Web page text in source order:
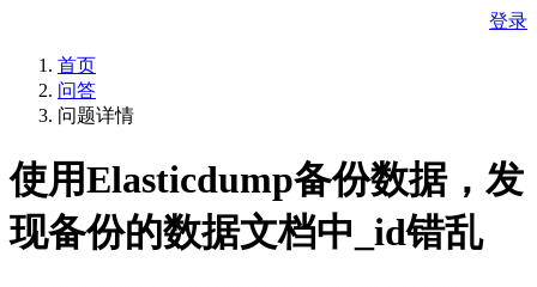
登录
首页
问答
问题详情
使用Elasticdump备份数据，发
现备份的数据文档中_id错乱